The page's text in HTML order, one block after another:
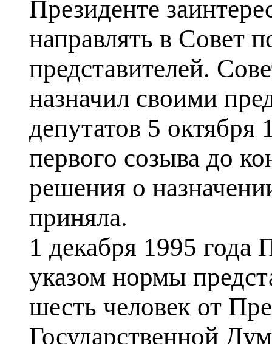
Президенте
направлять в Совет
представителей.
назначил своими
депутатов 5 октября
первого созыва до
решения о
приняла.
1 декабря 1995 года
указом нормы
шесть человек от
Государственной